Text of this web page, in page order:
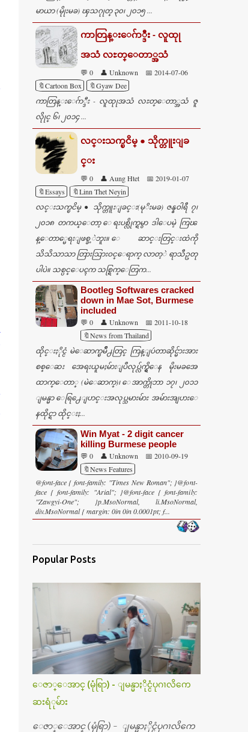
မာယာ (မိုုးမခ) ၾသဂုုတ္ ၃၀၊ ၂၀၁၅ ...
ကာတြန္းေဂ်ာ္ဒီး - လူထုု
အသံ လႊတ္ေတာ္အသံ
💬 0 👤 Unknown
📅 2014-07-06
🔖Cartoon Box
🔖Gyaw Dee
ကာတြန္းေဂ်ာ္ဒီး - လူထုုအသံ လႊတ္ေတာ္အသံ ဇူ
လိုုင္ ၆၊ ၂၀၁၄ ...
လင္းသက္ၿငိမ္ ● သိုက္တူးျခ
င္း
💬 0 👤 Aung Htet
📅 2019-01-07
🔖Essays
🔖Linn Thet Neyin
လင္းသက္ၿငိမ္ ● သိုက္တူးျခင္း(မုိးမခ) ဇန္နဝါရီ ၇၊
၂၀၁၈ တကယ္ေတာ့ ေရးပစ္လိုက္ရမွာ ဒါေပမဲ့ ကြၽ
န္ေတာ္မေရးျဖစ္ခ့ဲဘူး။ ေဆာင္းတြင္းထဲကို
သိသိသာသာ တြားသြားဝင္ေရာက္ လာတ့ဲ ရာသီဥတု
ပါပဲ။ သစ္ပင္ေပၚက သစ္ရြက္ေတြက...
Bootleg Softwares cracked
down in Mae Sot, Burmese
included
💬 0 👤 Unknown
📅 2011-10-18
🔖News from Thailand
ထိုင္းႏိုင္ငံ မဲေဆာက္ၿမဳိ႕တြင္ ကြန္ျပဴတာဆိုင္မ်ားအား
စစ္ေဆး အေရးယူမႈမ်ားျပဳလုပ္လ်က္ရွိေန မိုးမခအေ
ထာက္ေတာ္ (မဲေဆာက္)၊ ေအာက္တိုဘာ ၁၇၊ ၂၀၁၁
ျမန္မာ ေရြ႕ေျပာင္းအလုပ္သမားမ်ား အမ်ားအျပားေ
နထိုင္ရာ ထိုင္းႏ...
Win Myat - 2 digit cancer
killing Burmese people
💬 0 👤 Unknown
📅 2010-09-19
🔖News Features
@font-face { font-family: "Times New Roman"; }@font-
face { font-family: "Arial"; }@font-face { font-family:
"Zawgyi-One"; }p.MsoNormal, li.MsoNormal,
div.MsoNormal { margin: 0in 0in 0.0001pt; f...
Popular Posts
ေဇာ္ေအာင္ (မုံရြာ) - ျမန္မာႏိုင္ငံပုဂၢလိကေ
ဆးရံုမ်ား
ေဇာ္ေအာင္ (မုံရြာ) - ျမန္မာႏိုင္ငံပုဂၢလိကေ